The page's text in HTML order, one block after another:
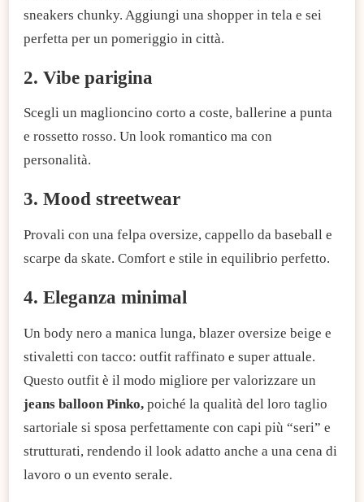
sneakers chunky. Aggiungi una shopper in tela e sei
perfetta per un pomeriggio in città.
2. Vibe parigina
Scegli un maglioncino corto a coste, ballerine a punta
e rossetto rosso. Un look romantico ma con
personalità.
3. Mood streetwear
Provali con una felpa oversize, cappello da baseball e
scarpe da skate. Comfort e stile in equilibrio perfetto.
4. Eleganza minimal
Un body nero a manica lunga, blazer oversize beige e
stivaletti con tacco: outfit raffinato e super attuale.
Questo outfit è il modo migliore per valorizzare un
jeans balloon Pinko, poiché la qualità del loro taglio
sartoriale si sposa perfettamente con capi più “seri” e
strutturati, rendendo il look adatto anche a una cena di
lavoro o un evento serale.